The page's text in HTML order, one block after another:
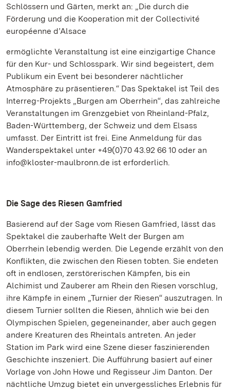
Schlössern und Gärten, merkt an: „Die durch die
Förderung und die Kooperation mit der Collectivité
européenne d’Alsace
ermöglichte Veranstaltung ist eine einzigartige Chance
für den Kur- und Schlosspark. Wir sind begeistert, dem
Publikum ein Event bei besonderer nächtlicher
Atmosphäre zu präsentieren.“ Das Spektakel ist Teil des
Interreg-Projekts „Burgen am Oberrhein“, das zahlreiche
Veranstaltungen im Grenzgebiet von Rheinland-Pfalz,
Baden-Württemberg, der Schweiz und dem Elsass
umfasst. Der Eintritt ist frei. Eine Anmeldung für das
Wanderspektakel unter +49(0)70 43.92 66 10 oder an
info@kloster-maulbronn.de ist erforderlich.
Die Sage des Riesen Gamfried
Basierend auf der Sage vom Riesen Gamfried, lässt das
Spektakel die zauberhafte Welt der Burgen am
Oberrhein lebendig werden. Die Legende erzählt von den
Konflikten, die zwischen den Riesen tobten. Sie endeten
oft in endlosen, zerstörerischen Kämpfen, bis ein
Alchimist und Zauberer am Rhein den Riesen vorschlug,
ihre Kämpfe in einem „Turnier der Riesen“ auszutragen. In
diesem Turnier sollten die Riesen, ähnlich wie bei den
Olympischen Spielen, gegeneinander, aber auch gegen
andere Kreaturen des Rheintals antreten. An jeder
Station im Park wird eine Szene dieser faszinierenden
Geschichte inszeniert. Die Aufführung basiert auf einer
Vorlage von John Howe und Regisseur Jim Danton. Der
nächtliche Umzug bietet ein unvergessliches Erlebnis für